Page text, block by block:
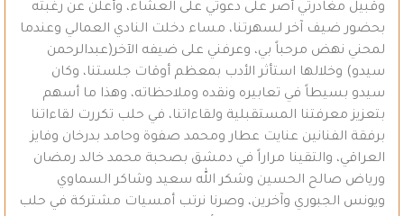
وقبيل مغادرتي أصر على دعوتي على العشاء، وأعلن عن رغبته
بحضور ضيف آخر لسهرتنا، مساء دخلت النادي العمالي وعندما
لمحني نهض مرحباً بي، وعرفني على ضيفه الآخر(عبدالرحمن
سيدو) وخلالها استأثر الأدب بمعظم أوقات جلستنا، وكان
سيدو بسيطاً في تعابيره ونقده وملاحظاته، وهذا ما أسهم
بتعزيز معرفتنا المستقبلية ولقاءاتنا، في حلب تكررت لقاءاتنا
برفقة الفنانين عنايت عطار ومحمد صفوة وحامد بدرخان وفايز
العراقي، والتقينا مراراً في دمشق بصحبة محمد خالد رمضان
ورياض صالح الحسين وشكر الله سعيد وشاكر السماوي
ويونس الجبوري وآخرين، وصرنا نرتب أمسيات مشتركة في حلب